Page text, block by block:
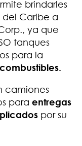
brindarles
del Caribe a
ya que
tanques
para la
camiones
para entregas
por su